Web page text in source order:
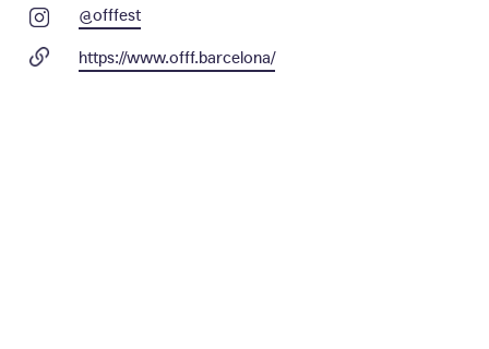
@offfest
https://www.offf.barcelona/